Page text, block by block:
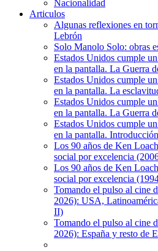
Nacionalidad
Articulos
Algunas reflexiones en
Lebrón
Solo Manolo Solo: obras
Estados Unidos cumple
en la pantalla. La Guerra
Estados Unidos cumple
en la pantalla. La
Estados Unidos cumple
en la pantalla. La Guerra
Estados Unidos cumple
en la pantalla.
Los 90 años de Ken
social por excelencia
Los 90 años de Ken
social por excelencia
Tomando el pulso al cine
2026): USA,
II)
Tomando el pulso al cine
2026): España y resto de